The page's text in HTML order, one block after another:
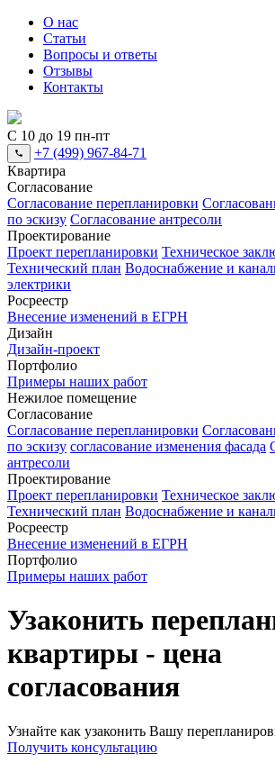
О нас
Статьи
Вопросы и ответы
Отзывы
Контакты
С 10 до 19 пн-пт
+7 (499) 967-84-71
Квартира
Согласование
Согласование перепланировки
по эскизу Согласование антресоли
Проектирование
Проект перепланировки Техническое
Технический план Водоснабжение и
электрики
Росреестр
Внесение изменений в ЕГРН
Дизайн
Дизайн-проект
Портфолио
Примеры наших работ
Нежилое помещение
Согласование
Согласование перепланировки
по эскизу согласование изменения фасада
антресоли
Проектирование
Проект перепланировки Техническое
Технический план Водоснабжение и
Росреестр
Внесение изменений в ЕГРН
Портфолио
Примеры наших работ
Узаконить
квартиры - цена
согласования
Узнайте как узаконить Вашу
Получить консультацию